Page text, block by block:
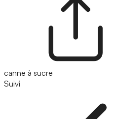
canne à sucre
Suivi